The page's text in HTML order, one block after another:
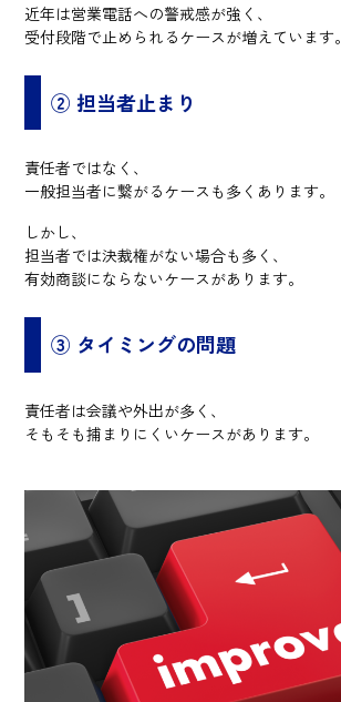
近年は営業電話への警戒感が強く、
受付段階で止められるケースが増えています。
② 担当者止まり
責任者ではなく、
一般担当者に繋がるケースも多くあります。
しかし、
担当者では決裁権がない場合も多く、
有効商談にならないケースがあります。
③ タイミングの問題
責任者は会議や外出が多く、
そもそも捕まりにくいケースがあります。